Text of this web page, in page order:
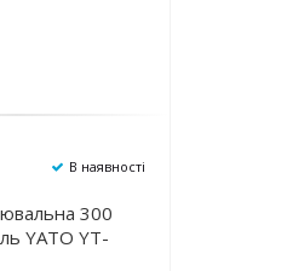
В наявності
300
YATO YT-